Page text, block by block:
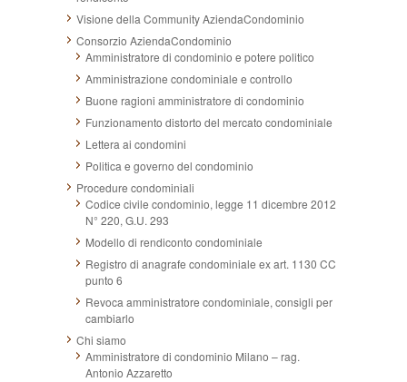
Visione della Community AziendaCondominio
Consorzio AziendaCondominio
Amministratore di condominio e potere politico
Amministrazione condominiale e controllo
Buone ragioni amministratore di condominio
Funzionamento distorto del mercato condominiale
Lettera ai condomini
Politica e governo del condominio
Procedure condominiali
Codice civile condominio, legge 11 dicembre 2012
N° 220, G.U. 293
Modello di rendiconto condominiale
Registro di anagrafe condominiale ex art. 1130 CC
punto 6
Revoca amministratore condominiale, consigli per
cambiarlo
Chi siamo
Amministratore di condominio Milano – rag.
Antonio Azzaretto